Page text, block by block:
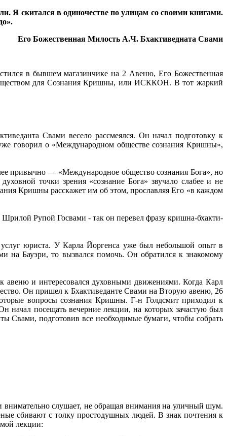
Я скитался в одиночестве по улицам со своими книгами.
Его Божественная Милость А.Ч. Бхактиведната Свами
в бывшем магазинчике на 2 Авеню, Его Божественная
для Сознания Кришны, или ИСККОН. В тот жаркий
Свами весело рассмеялся. Он начал подготовку к
говорил о «Международном обществе сознания Кришны»,
привычно — «Международное общество сознания Бога», но
точки зрения «сознание Бога» звучало слабее и не
Кришны расскажет им об этом, прославляя Его «в каждом
Рупой Госвами - так он перевел фразу кришна-бхакти-
юриста. У Карла Йоргенса уже был небольшой опыт в
на Бауэри, то вызвался помочь. Он обратился к знакомому
авеню и интересовался духовными движениями. Когда Карл
Он пришел к Бхактиведанте Свами на Вторую авеню, 26
вопросы сознания Кришны. Г-н Голдсмит приходил к
начал посещать вечерние лекции, на которых зачастую был
Свами, подготовив все необходимые бумаги, чтобы собрать
слушает, не обращая внимания на уличный шум.
сбивают с толку простодушных людей. В знак почтения к
лекции: